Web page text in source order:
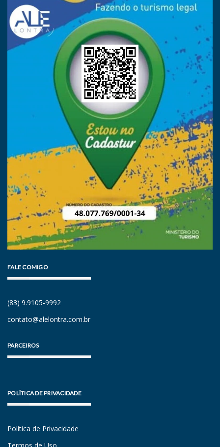
FALE COMIGO
(83) 9.9105-9992
contato@alelontra.com.br
PARCEIROS
POLÍTICA DE PRIVACIDADE
Política de Privacidade
Termos de Uso